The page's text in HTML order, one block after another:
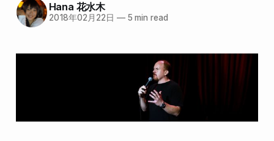
Hana 花水木
2018年02月22日 —5 min read